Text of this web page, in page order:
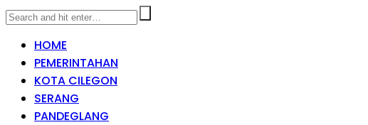
HOME
PEMERINTAHAN
KOTA CILEGON
SERANG
PANDEGLANG